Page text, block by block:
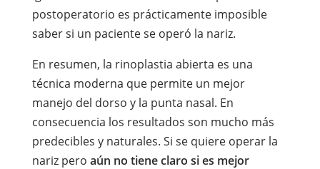
postoperatorio es prácticamente imposible
saber si un paciente se operó la nariz.
En resumen, la rinoplastia abierta es una
técnica moderna que permite un mejor
manejo del dorso y la punta nasal. En
consecuencia los resultados son mucho más
predecibles y naturales. Si se quiere operar la
nariz pero aún no tiene claro si es mejor